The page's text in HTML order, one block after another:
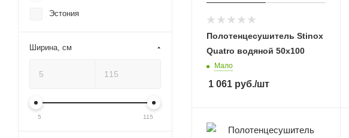
Полотенцесушитель Stinox
Quatro водяной 50x100
Мало
1 061 руб./шт
Эстония
Ширина, см
5 115